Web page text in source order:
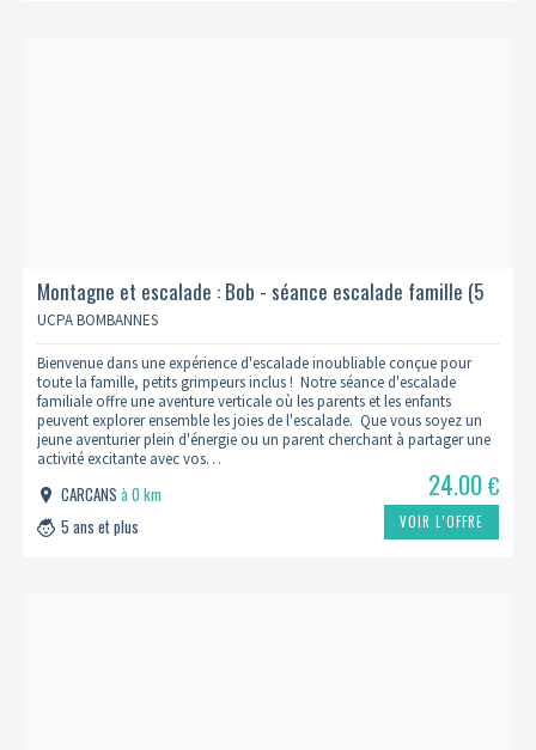
Montagne et escalade : Bob - séance escalade famille (5
ans et +)
UCPA BOMBANNES
Bienvenue dans une expérience d'escalade inoubliable conçue pour
toute la famille, petits grimpeurs inclus ! Notre séance d'escalade
familiale offre une aventure verticale où les parents et les enfants
peuvent explorer ensemble les joies de l'escalade. Que vous soyez un
jeune aventurier plein d'énergie ou un parent cherchant à partager une
activité excitante avec vos…
CARCANSà 0 km
5 ans et plus
24.00€
VOIR L’OFFRE